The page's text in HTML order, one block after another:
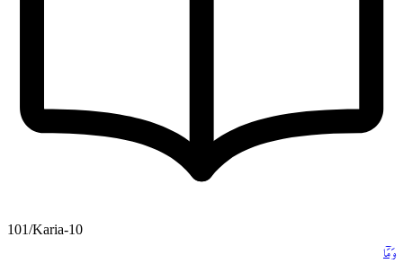
101/Karia-10
وَمَٓا